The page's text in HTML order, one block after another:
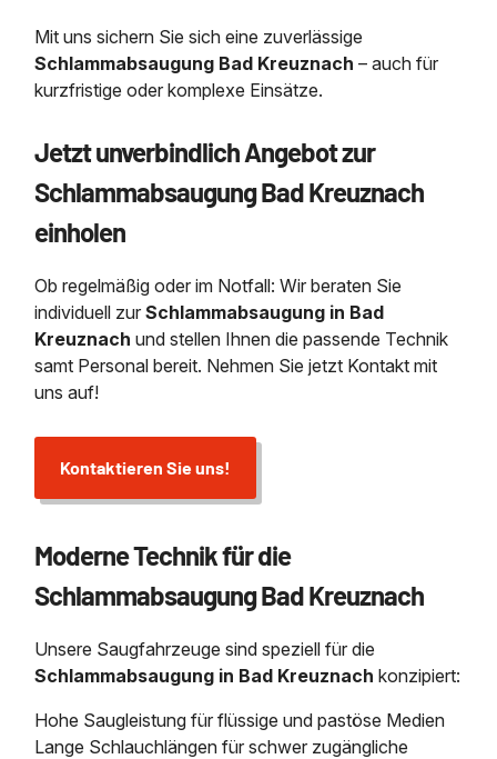
Mit uns sichern Sie sich eine zuverlässige
Schlammabsaugung Bad Kreuznach – auch für
kurzfristige oder komplexe Einsätze.
Jetzt unverbindlich Angebot zur
Schlammabsaugung Bad Kreuznach
einholen
Ob regelmäßig oder im Notfall: Wir beraten Sie
individuell zurSchlammabsaugung in Bad
Kreuznach und stellen Ihnen die passende Technik
samt Personal bereit. Nehmen Sie jetzt Kontakt mit
uns auf!
Kontaktieren Sie uns!
Moderne Technik für die
Schlammabsaugung Bad Kreuznach
Unsere Saugfahrzeuge sind speziell für die
Schlammabsaugung in Bad Kreuznach konzipiert:
Hohe Saugleistung für flüssige und pastöse Medien
Lange Schlauchlängen für schwer zugängliche